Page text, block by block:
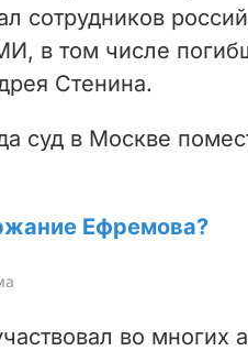
d
e
o
сотрудников
в том числе
Стенина.
суд в Москве
Ефремова?
во многих